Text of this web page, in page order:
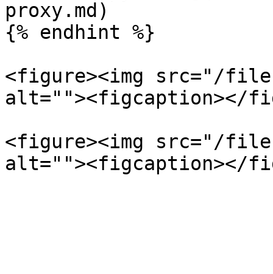
proxy.md)
{% endhint %}
<figure><img src="/files/
alt=""><figcaption></
<figure><img src="/